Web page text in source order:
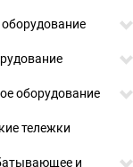
лента,
оборудование
тележки
и